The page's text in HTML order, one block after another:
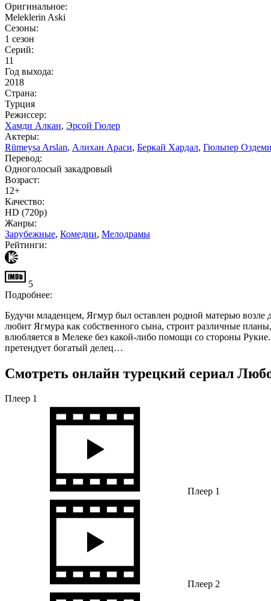
Оригинальное:
Meleklerin Aski
Сезоны:
1 сезон
Серий:
11
Год выхода:
2018
Страна:
Турция
Режиссер:
Хамди Алкан, Эрсой Гюлер
Актеры:
Rümeysa Arslan, Алихан Араси, Беркай Хардал, Гюльпер
Перевод:
Одноголосый закадровый
Возраст:
12+
Качество:
HD (720p)
Жанры:
Зарубежные, Комедии, Мелодрамы
Рейтинги:
5
Подробнее:
Будучи младенцем, Ягмур был оставлен родной матерью
любит Ягмура как собственного сына, строит различные
влюбляется в Мелеке без какой-либо помощи со стороны
претендует богатый делец…
Смотреть онлайн турецкий сериал
Плеер 1
Плеер 1
Плеер 2